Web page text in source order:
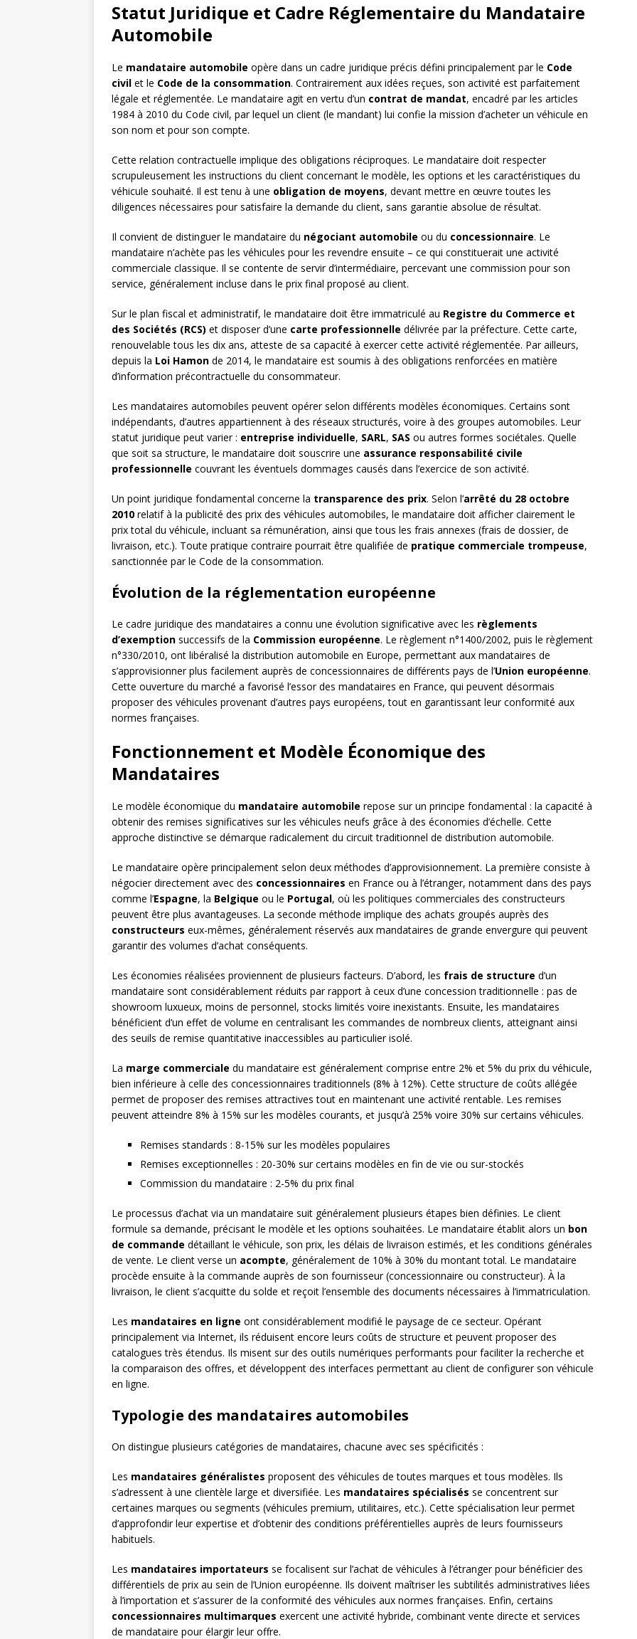
Statut Juridique et Cadre Réglementaire du Mandataire
Automobile
Le mandataire automobile opère dans un cadre juridique précis défini principalement par le Code
civil et le Code de la consommation. Contrairement aux idées reçues, son activité est parfaitement
légale et réglementée. Le mandataire agit en vertu d’un contrat de mandat, encadré par les articles
1984 à 2010 du Code civil, par lequel un client (le mandant) lui confie la mission d’acheter un véhicule en
son nom et pour son compte.
Cette relation contractuelle implique des obligations réciproques. Le mandataire doit respecter
scrupuleusement les instructions du client concernant le modèle, les options et les caractéristiques du
véhicule souhaité. Il est tenu à une obligation de moyens, devant mettre en œuvre toutes les
diligences nécessaires pour satisfaire la demande du client, sans garantie absolue de résultat.
Il convient de distinguer le mandataire du négociant automobile ou du concessionnaire. Le
mandataire n’achète pas les véhicules pour les revendre ensuite – ce qui constituerait une activité
commerciale classique. Il se contente de servir d’intermédiaire, percevant une commission pour son
service, généralement incluse dans le prix final proposé au client.
Sur le plan fiscal et administratif, le mandataire doit être immatriculé au Registre du Commerce et
des Sociétés (RCS) et disposer d’une carte professionnelle délivrée par la préfecture. Cette carte,
renouvelable tous les dix ans, atteste de sa capacité à exercer cette activité réglementée. Par ailleurs,
depuis la Loi Hamon de 2014, le mandataire est soumis à des obligations renforcées en matière
d’information précontractuelle du consommateur.
Les mandataires automobiles peuvent opérer selon différents modèles économiques. Certains sont
indépendants, d’autres appartiennent à des réseaux structurés, voire à des groupes automobiles. Leur
statut juridique peut varier : entreprise individuelle, SARL, SAS ou autres formes sociétales. Quelle
que soit sa structure, le mandataire doit souscrire une assurance responsabilité civile
professionnelle couvrant les éventuels dommages causés dans l’exercice de son activité.
Un point juridique fondamental concerne la transparence des prix. Selon l’arrêté du 28 octobre
2010 relatif à la publicité des prix des véhicules automobiles, le mandataire doit afficher clairement le
prix total du véhicule, incluant sa rémunération, ainsi que tous les frais annexes (frais de dossier, de
livraison, etc.). Toute pratique contraire pourrait être qualifiée de pratique commerciale trompeuse,
sanctionnée par le Code de la consommation.
Évolution de la réglementation européenne
Le cadre juridique des mandataires a connu une évolution significative avec les règlements
d’exemption successifs de la Commission européenne. Le règlement n°1400/2002, puis le règlement
n°330/2010, ont libéralisé la distribution automobile en Europe, permettant aux mandataires de
s’approvisionner plus facilement auprès de concessionnaires de différents pays de l’Union européenne.
Cette ouverture du marché a favorisé l’essor des mandataires en France, qui peuvent désormais
proposer des véhicules provenant d’autres pays européens, tout en garantissant leur conformité aux
normes françaises.
Fonctionnement et Modèle Économique des
Mandataires
Le modèle économique du mandataire automobile repose sur un principe fondamental : la capacité à
obtenir des remises significatives sur les véhicules neufs grâce à des économies d’échelle. Cette
approche distinctive se démarque radicalement du circuit traditionnel de distribution automobile.
Le mandataire opère principalement selon deux méthodes d’approvisionnement. La première consiste à
négocier directement avec des concessionnaires en France ou à l’étranger, notamment dans des pays
comme l’Espagne, la Belgique ou le Portugal, où les politiques commerciales des constructeurs
peuvent être plus avantageuses. La seconde méthode implique des achats groupés auprès des
constructeurs eux-mêmes, généralement réservés aux mandataires de grande envergure qui peuvent
garantir des volumes d’achat conséquents.
Les économies réalisées proviennent de plusieurs facteurs. D’abord, les frais de structure d’un
mandataire sont considérablement réduits par rapport à ceux d’une concession traditionnelle : pas de
showroom luxueux, moins de personnel, stocks limités voire inexistants. Ensuite, les mandataires
bénéficient d’un effet de volume en centralisant les commandes de nombreux clients, atteignant ainsi
des seuils de remise quantitative inaccessibles au particulier isolé.
La marge commerciale du mandataire est généralement comprise entre 2% et 5% du prix du véhicule,
bien inférieure à celle des concessionnaires traditionnels (8% à 12%). Cette structure de coûts allégée
permet de proposer des remises attractives tout en maintenant une activité rentable. Les remises
peuvent atteindre 8% à 15% sur les modèles courants, et jusqu’à 25% voire 30% sur certains véhicules.
Remises standards : 8-15% sur les modèles populaires
Remises exceptionnelles : 20-30% sur certains modèles en fin de vie ou sur-stockés
Commission du mandataire : 2-5% du prix final
Le processus d’achat via un mandataire suit généralement plusieurs étapes bien définies. Le client
formule sa demande, précisant le modèle et les options souhaitées. Le mandataire établit alors un bon
de commande détaillant le véhicule, son prix, les délais de livraison estimés, et les conditions générales
de vente. Le client verse un acompte, généralement de 10% à 30% du montant total. Le mandataire
procède ensuite à la commande auprès de son fournisseur (concessionnaire ou constructeur). À la
livraison, le client s’acquitte du solde et reçoit l’ensemble des documents nécessaires à l’immatriculation.
Les mandataires en ligne ont considérablement modifié le paysage de ce secteur. Opérant
principalement via Internet, ils réduisent encore leurs coûts de structure et peuvent proposer des
catalogues très étendus. Ils misent sur des outils numériques performants pour faciliter la recherche et
la comparaison des offres, et développent des interfaces permettant au client de configurer son véhicule
en ligne.
Typologie des mandataires automobiles
On distingue plusieurs catégories de mandataires, chacune avec ses spécificités :
Les mandataires généralistes proposent des véhicules de toutes marques et tous modèles. Ils
s’adressent à une clientèle large et diversifiée. Les mandataires spécialisés se concentrent sur
certaines marques ou segments (véhicules premium, utilitaires, etc.). Cette spécialisation leur permet
d’approfondir leur expertise et d’obtenir des conditions préférentielles auprès de leurs fournisseurs
habituels.
Les mandataires importateurs se focalisent sur l’achat de véhicules à l’étranger pour bénéficier des
différentiels de prix au sein de l’Union européenne. Ils doivent maîtriser les subtilités administratives liées
à l’importation et s’assurer de la conformité des véhicules aux normes françaises. Enfin, certains
concessionnaires multimarques exercent une activité hybride, combinant vente directe et services
de mandataire pour élargir leur offre.